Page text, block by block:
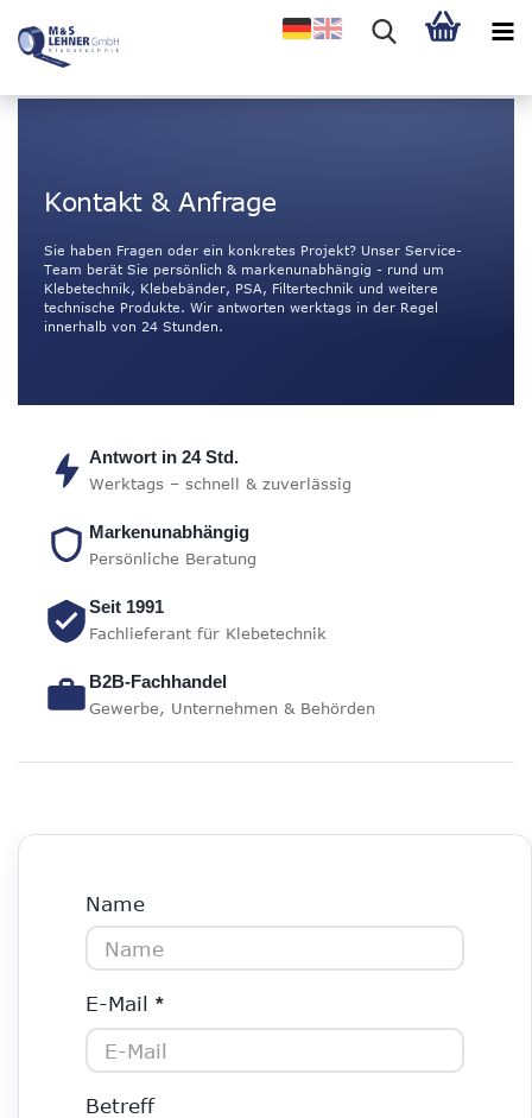
Kontakt & Anfrage
Sie haben Fragen oder ein konkretes Projekt? Unser Service-
Team berät Sie persönlich & markenunabhängig - rund um
Klebetechnik, Klebebänder, PSA, Filtertechnik und weitere
technische Produkte. Wir antworten werktags in der Regel
innerhalb von 24 Stunden.
Antwort in 24 Std.
Werktags – schnell & zuverlässig
Markenunabhängig
Persönliche Beratung
Seit 1991
Fachlieferant für Klebetechnik
B2B-Fachhandel
Gewerbe, Unternehmen & Behörden
Name
E-Mail
Betreff